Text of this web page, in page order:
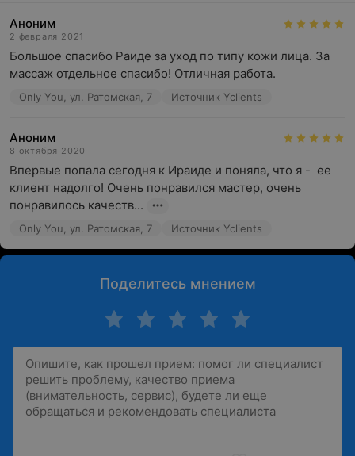
Аноним
2 февраля 2021
Большое спасибо Раиде за уход по типу кожи лица. За
массаж отдельное спасибо! Отличная работа.
Only You, ул. Ратомская, 7 Источник Yclients
Аноним
8 октября 2020
Впервые попала сегодня к Ираиде и поняла, что я -  ее
клиент надолго! Очень понравился мастер, очень
понравилось качеств...
Only You, ул. Ратомская, 7 Источник Yclients
Поделитесь мнением